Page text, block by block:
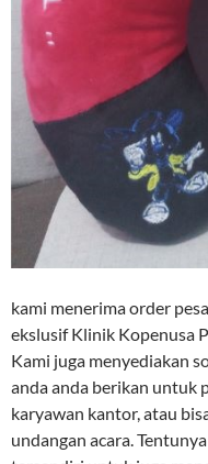
kami menerima order
ekslusif Klinik Kopenusa
Kami juga menyediakan
anda anda berikan untuk
karyawan kantor, atau
undangan acara.